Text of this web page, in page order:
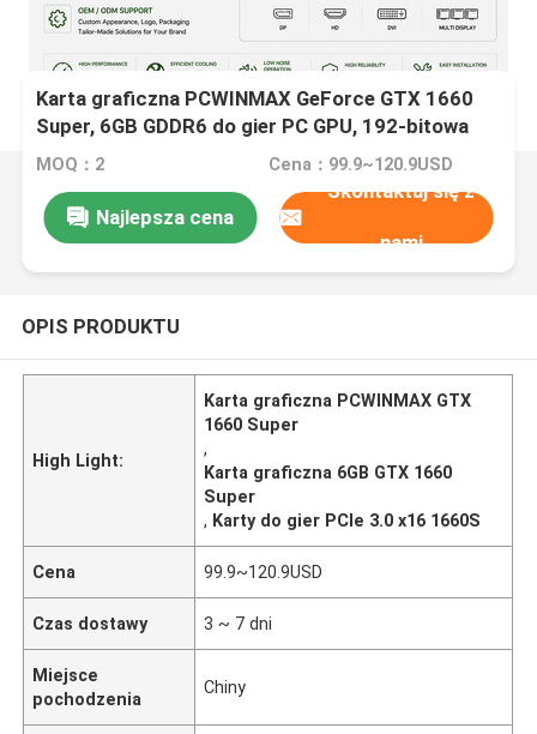
Karta graficzna PCWINMAX GeForce GTX 1660
Super, 6GB GDDR6 do gier PC GPU, 192-bitowa
karta wideo PCIe 3.0 x16 1660S do gier
MOQ：2 Cena：99.9~120.9USD
Najlepsza cena
Skontaktuj się z
nami
OPIS PRODUKTU
High Light:
Karta graficzna PCWINMAX GTX
1660 Super
,
Karta graficzna 6GB GTX 1660
Super
, Karty do gier PCIe 3.0 x16 1660S
Cena 99.9~120.9USD
Czas dostawy 3 ~ 7 dni
Miejsce
pochodzenia
Chiny